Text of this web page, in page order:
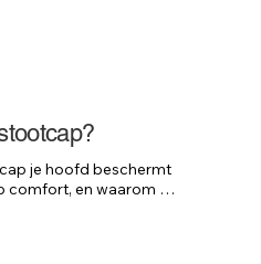
je hoofd beschermt
comfort, en waarom
sectoren kiezen